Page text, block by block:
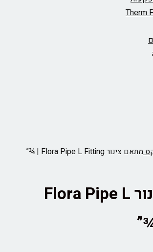
מתאם צינור Flora Pipe L Fitting | ¾”
מתאם צינור Flora Pipe L